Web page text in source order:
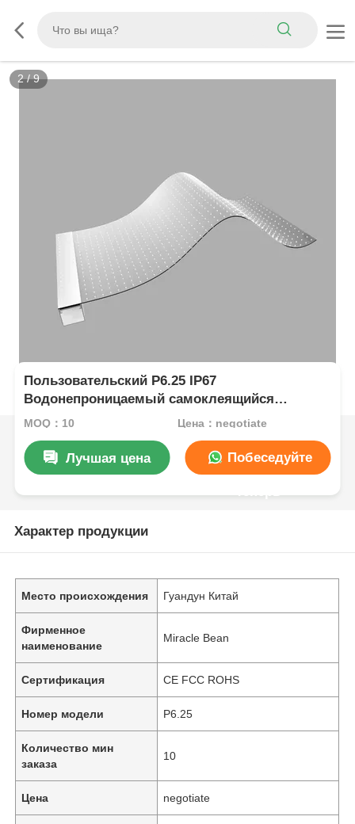
3/9
Пользовательский P6.25 IP67
Водонепроницаемый самоклеящийся
светодиодный дисплей для рекламы на
MOQ：10 Цена：negotiate
Лучшая цена Побеседуйте
Характер продукции
Место происхождения Гуандун Китай
Фирменное
наименование
Miracle Bean
Сертификация CE FCC ROHS
Номер модели P6.25
Количество мин
заказа
10
Цена negotiate